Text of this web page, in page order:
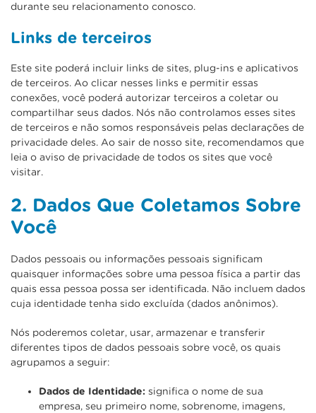
durante seu relacionamento conosco.
Links de terceiros
Este site poderá incluir links de sites, plug-ins e aplicativos
de terceiros. Ao clicar nesses links e permitir essas
conexões, você poderá autorizar terceiros a coletar ou
compartilhar seus dados. Nós não controlamos esses sites
de terceiros e não somos responsáveis pelas declarações de
privacidade deles. Ao sair de nosso site, recomendamos que
leia o aviso de privacidade de todos os sites que você
visitar.
2. Dados Que Coletamos Sobre
Você
Dados pessoais ou informações pessoais significam
quaisquer informações sobre uma pessoa física a partir das
quais essa pessoa possa ser identificada. Não incluem dados
cuja identidade tenha sido excluída (dados anônimos).
Nós poderemos coletar, usar, armazenar e transferir
diferentes tipos de dados pessoais sobre você, os quais
agrupamos a seguir:
Dados de Identidade: significa o nome de sua
empresa, seu primeiro nome, sobrenome, imagens,